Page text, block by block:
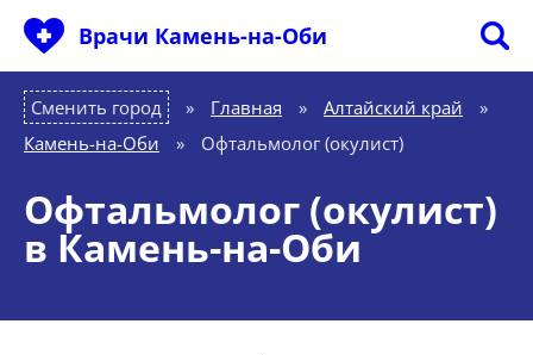
Врачи Камень-на-Оби
Сменить город Главная » Алтайский край
»
Камень-на-Оби
» Офтальмолог (окулист)
Офтальмолог (окулист)
в Камень-на-Оби